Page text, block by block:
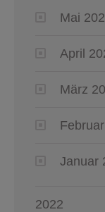
Mai
April
März
Januar
2022